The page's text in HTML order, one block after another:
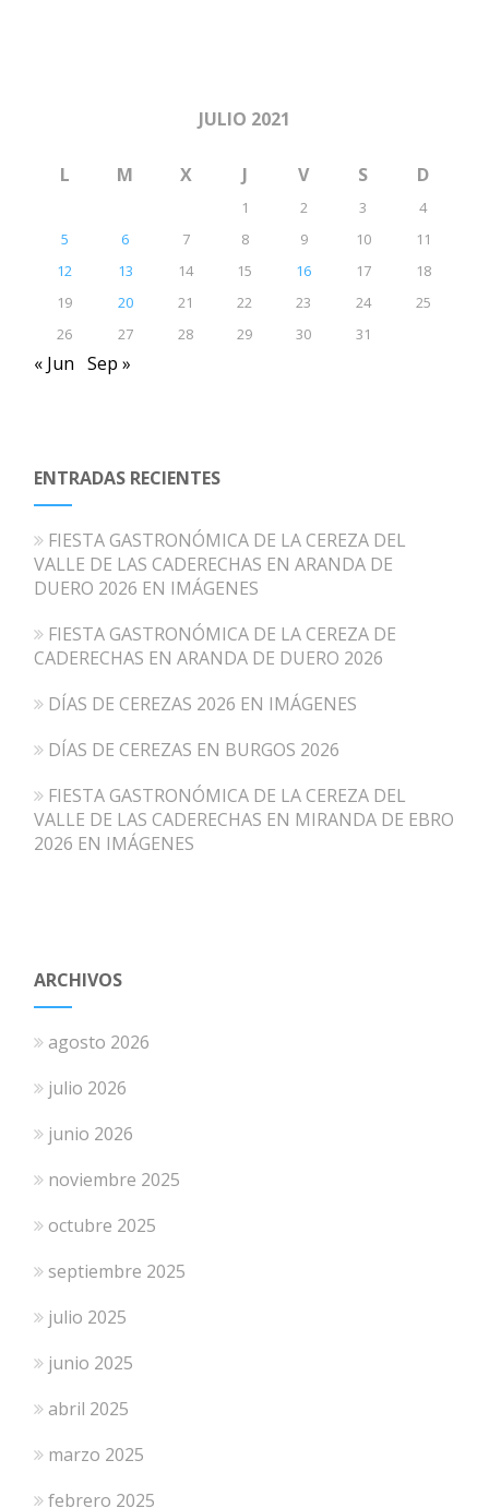
JULIO 2021
L M X J V S D
1 2 3
4
5
6 7 8 9 10
11
12
13 14 15 16 17
18
19
20 21 22 23 24
25
26
27 28 29 30 31
« Jun Sep »
ENTRADAS RECIENTES
FIESTA GASTRONÓMICA DE LA CEREZA DEL
VALLE DE LAS CADERECHAS EN ARANDA DE
DUERO 2026 EN IMÁGENES
FIESTA GASTRONÓMICA DE LA CEREZA DE
CADERECHAS EN ARANDA DE DUERO 2026
DÍAS DE CEREZAS 2026 EN IMÁGENES
DÍAS DE CEREZAS EN BURGOS 2026
FIESTA GASTRONÓMICA DE LA CEREZA DEL
VALLE DE LAS CADERECHAS EN MIRANDA DE EBRO
2026 EN IMÁGENES
ARCHIVOS
agosto 2026
julio 2026
junio 2026
noviembre 2025
octubre 2025
septiembre 2025
julio 2025
junio 2025
abril 2025
marzo 2025
febrero 2025